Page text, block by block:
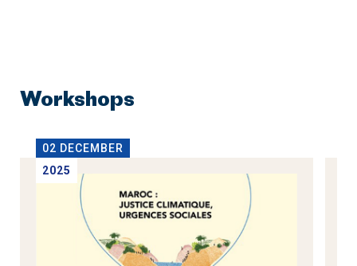
Workshops
02 DECEMBER
2025